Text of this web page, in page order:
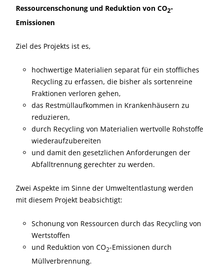
Ressourcenschonung und Reduktion von CO2-
Emissionen
Ziel des Projekts ist es,
hochwertige Materialien separat für ein stoffliches
Recycling zu erfassen, die bisher als sortenreine
Fraktionen verloren gehen,
das Restmüllaufkommen in Krankenhäusern zu
reduzieren,
durch Recycling von Materialien wertvolle Rohstoffe
wiederaufzubereiten
und damit den gesetzlichen Anforderungen der
Abfalltrennung gerechter zu werden.
Zwei Aspekte im Sinne der Umweltentlastung werden
mit diesem Projekt beabsichtigt:
Schonung von Ressourcen durch das Recycling von
Wertstoffen
und Reduktion von CO2-Emissionen durch
Müllverbrennung.